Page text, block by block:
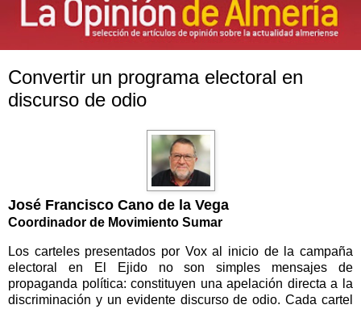
Convertir un programa electoral en
discurso de odio
José Francisco Cano de la Vega
Coordinador de Movimiento Sumar
Los carteles presentados por Vox al inicio de la campaña
electoral en El Ejido no son simples mensajes de
propaganda política: constituyen una apelación directa a la
discriminación y un evidente discurso de odio. Cada cartel